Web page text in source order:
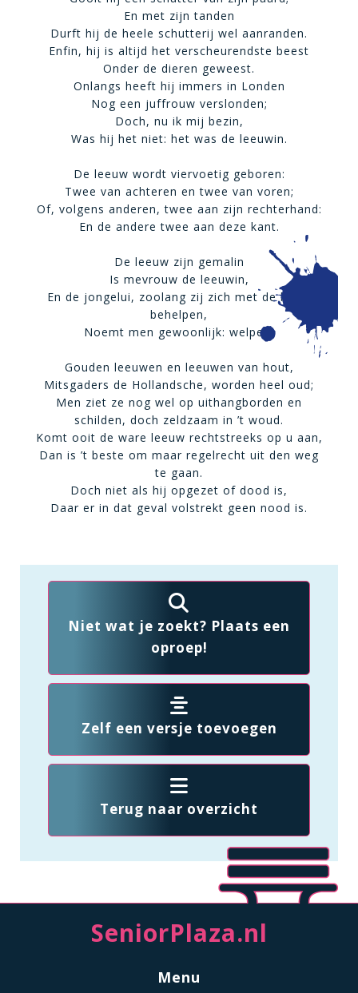
En met zijn tanden
Durft hij de heele schutterij wel aanranden.
Enfin, hij is altijd het verscheurendste beest
Onder de dieren geweest.
Onlangs heeft hij immers in Londen
Nog een juffrouw verslonden;
Doch, nu ik mij bezin,
Was hij het niet: het was de leeuwin.
De leeuw wordt viervoetig geboren:
Twee van achteren en twee van voren;
Of, volgens anderen, twee aan zijn rechterhand:
En de andere twee aan deze kant.
De leeuw zijn gemalin
Is mevrouw de leeuwin,
En de jongelui, zoolang zij zich met de borst
behelpen,
Noemt men gewoonlijk: welpen.
Gouden leeuwen en leeuwen van hout,
Mitsgaders de Hollandsche, worden heel oud;
Men ziet ze nog wel op uithangborden en
schilden, doch zeldzaam in ’t woud.
Komt ooit de ware leeuw rechtstreeks op u aan,
Dan is ’t beste om maar regelrecht uit den weg
te gaan.
Doch niet als hij opgezet of dood is,
Daar er in dat geval volstrekt geen nood is.
Niet wat je zoekt? Plaats een
oproep!
Zelf een versje toevoegen
Terug naar overzicht
SeniorPlaza.nl
Menu